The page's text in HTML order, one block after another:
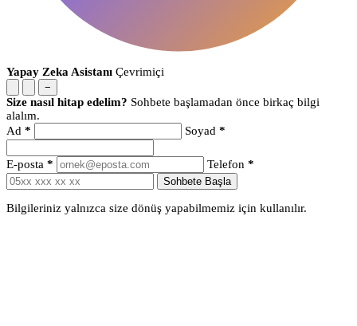
Yapay Zeka Asistanı Çevrimiçi
−
Size nasıl hitap edelim? Sohbete başlamadan önce birkaç bilgi
alalım.
Ad * Soyad *
E-posta * Telefon *
Sohbete Başla
Bilgileriniz yalnızca size dönüş yapabilmemiz için kullanılır.